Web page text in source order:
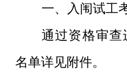
一、入闱试工
通过资格审查
名单详见附件。